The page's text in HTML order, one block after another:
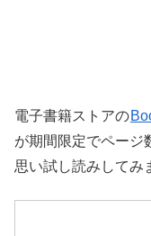
電子書籍ストアの
が期間限定でページ
思い試し読みしてみ